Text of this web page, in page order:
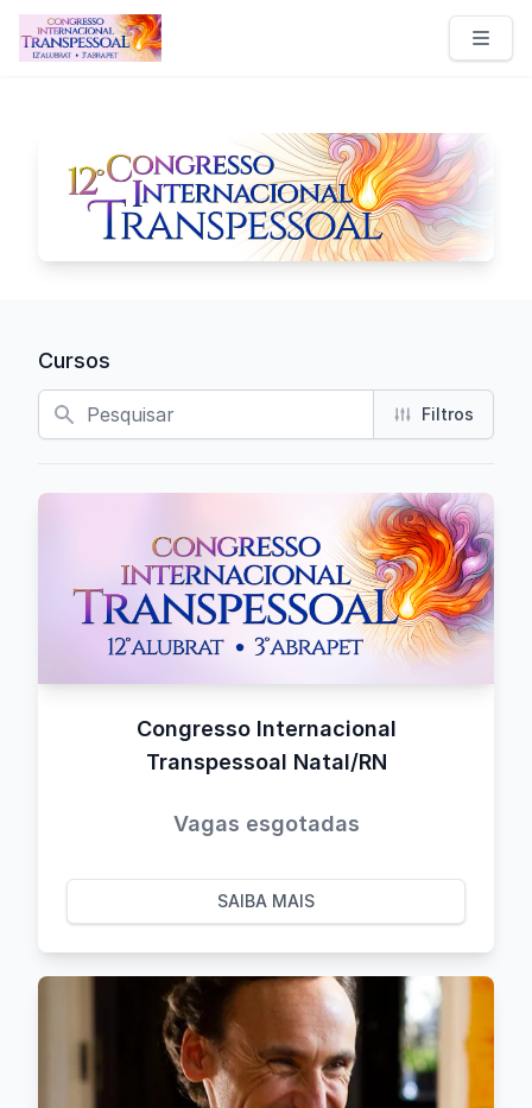
Congresso Internacional Transpessoal
Cursos
Busca Filtros
Congresso Internacional
Transpessoal Natal/RN
Vagas esgotadas
SAIBA MAIS